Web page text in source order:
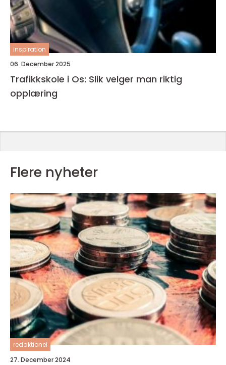
inspiration
06. December 2025
Trafikkskole i Os: Slik velger man riktig
opplæring
Flere nyheter
redaktionel
27. December 2024